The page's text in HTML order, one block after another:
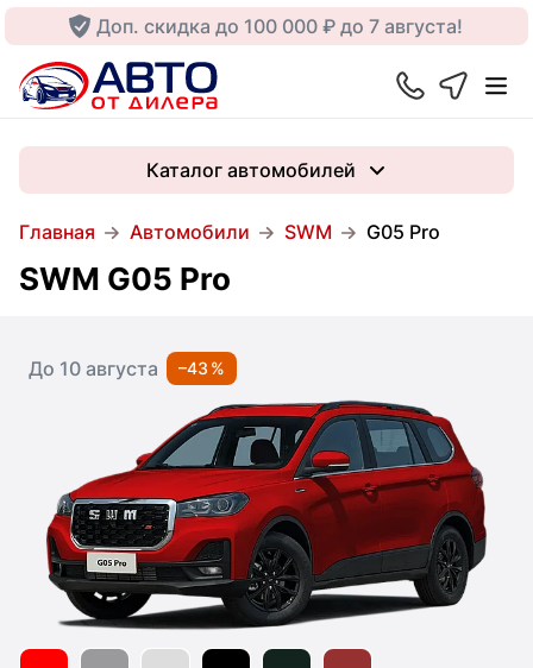
Доп. скидка до 100 000 ₽ до 7 августа!
Главная Автомобили SWM G05 Pro
Каталог автомобилей
SWM G05 Pro
До 10 августа –43 %